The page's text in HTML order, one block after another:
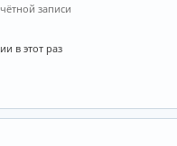
записи
в этот раз